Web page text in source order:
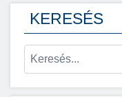
KERESÉS